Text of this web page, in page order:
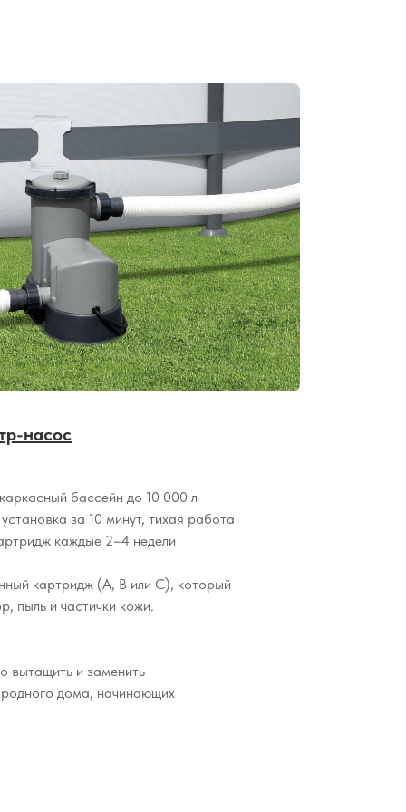
насос
бассейн до 10 000 л
за 10 минут, тихая работа
каждые 2–4 недели
картридж (A, B или C), который
пыль и частички кожи.
вытащить и заменить
дома, начинающих